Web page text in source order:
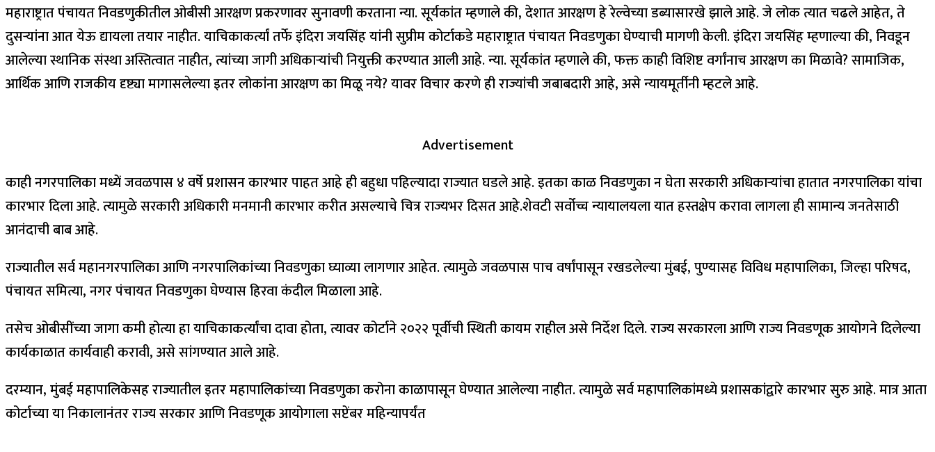
महाराष्ट्रात पंचायत निवडणुकीतील ओबीसी आरक्षण प्रकरणावर सुनावणी करताना न्या. सूर्यकांत म्हणाले की, देशात आरक्षण हे रेल्वेच्या डब्यासारखे झाले आहे. जे लोक त्यात चढले आहेत, ते
दुसऱ्यांना आत येऊ द्यायला तयार नाहीत. याचिकाकर्त्यां तर्फे इंदिरा जयसिंह यांनी सुप्रीम कोर्टाकडे महाराष्ट्रात पंचायत निवडणुका घेण्याची मागणी केली. इंदिरा जयसिंह म्हणाल्या की, निवडून
आलेल्या स्थानिक संस्था अस्तित्वात नाहीत, त्यांच्या जागी अधिकाऱ्यांची नियुक्ती करण्यात आली आहे. न्या. सूर्यकांत म्हणाले की, फक्त काही विशिष्ट वर्गांनाच आरक्षण का मिळावे? सामाजिक,
आर्थिक आणि राजकीय दृष्ट्या मागासलेल्या इतर लोकांना आरक्षण का मिळू नये? यावर विचार करणे ही राज्यांची जबाबदारी आहे, असे न्यायमूर्तीनी म्हटले आहे.
Advertisement
काही नगरपालिका मध्यें जवळपास ४ वर्षे प्रशासन कारभार पाहत आहे ही बहुधा पहिल्यादा राज्यात घडले आहे. इतका काळ निवडणुका न घेता सरकारी अधिकाऱ्यांचा हातात नगरपालिका यांचा
कारभार दिला आहे. त्यामुळे सरकारी अधिकारी मनमानी कारभार करीत असल्याचे चित्र राज्यभर दिसत आहे.शेवटी सर्वोच्च न्यायालयला यात हस्तक्षेप करावा लागला ही सामान्य जनतेसाठी
आनंदाची बाब आहे.
राज्यातील सर्व महानगरपालिका आणि नगरपालिकांच्या निवडणुका घ्याव्या लागणार आहेत. त्यामुळे जवळपास पाच वर्षांपासून रखडलेल्या मुंबई, पुण्यासह विविध महापालिका, जिल्हा परिषद,
पंचायत समित्या, नगर पंचायत निवडणुका घेण्यास हिरवा कंदील मिळाला आहे.
तसेच ओबीसींच्या जागा कमी होत्या हा याचिकाकर्त्यांचा दावा होता, त्यावर कोर्टाने २०२२ पूर्वीची स्थिती कायम राहील असे निर्देश दिले. राज्य सरकारला आणि राज्य निवडणूक आयोगने दिलेल्या
कार्यकाळात कार्यवाही करावी, असे सांगण्यात आले आहे.
दरम्यान, मुंबई महापालिकेसह राज्यातील इतर महापालिकांच्या निवडणुका करोना काळापासून घेण्यात आलेल्या नाहीत. त्यामुळे सर्व महापालिकांमध्ये प्रशासकांद्वारे कारभार सुरु आहे. मात्र आता
कोर्टाच्या या निकालानंतर राज्य सरकार आणि निवडणूक आयोगाला सप्टेंबर महिन्यापर्यंत